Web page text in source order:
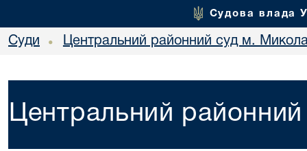
Судова влада
Суди • Центральний районний суд м.
Центральний